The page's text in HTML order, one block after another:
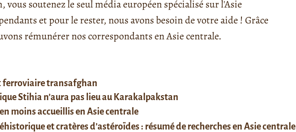
vous soutenez le seul média européen spécialisé sur l'Asie
et pour le rester, nous avons besoin de votre aide ! Grâce
rémunérer nos correspondants en Asie centrale.
ferroviaire transafghan
Stihia n’aura pas lieu au Karakalpakstan
moins accueillis en Asie centrale
et cratères d’astéroïdes : résumé de recherches en Asie centrale